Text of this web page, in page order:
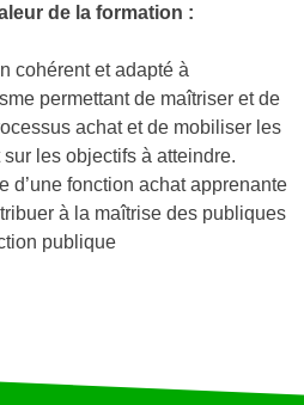
de la formation :
cohérent et adapté à
permettant de maîtriser et de
achat et de mobiliser les
les objectifs à atteindre.
d’une fonction achat apprenante
à la maîtrise des publiques
publique